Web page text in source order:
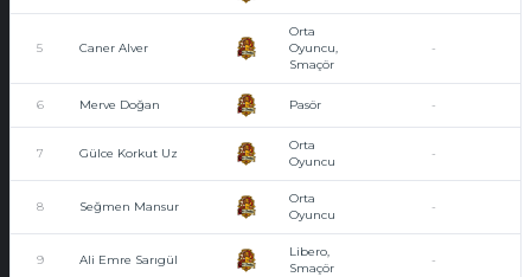
5 Caner Alver
Orta
Oyuncu,
Smaçör
-
6 Merve Doğan Pasör -
7 Gülce Korkut Uz
Orta
Oyuncu
-
8 Seğmen Mansur
Orta
Oyuncu
-
9 Ali Emre Sarıgül
Libero,
Smaçör
-